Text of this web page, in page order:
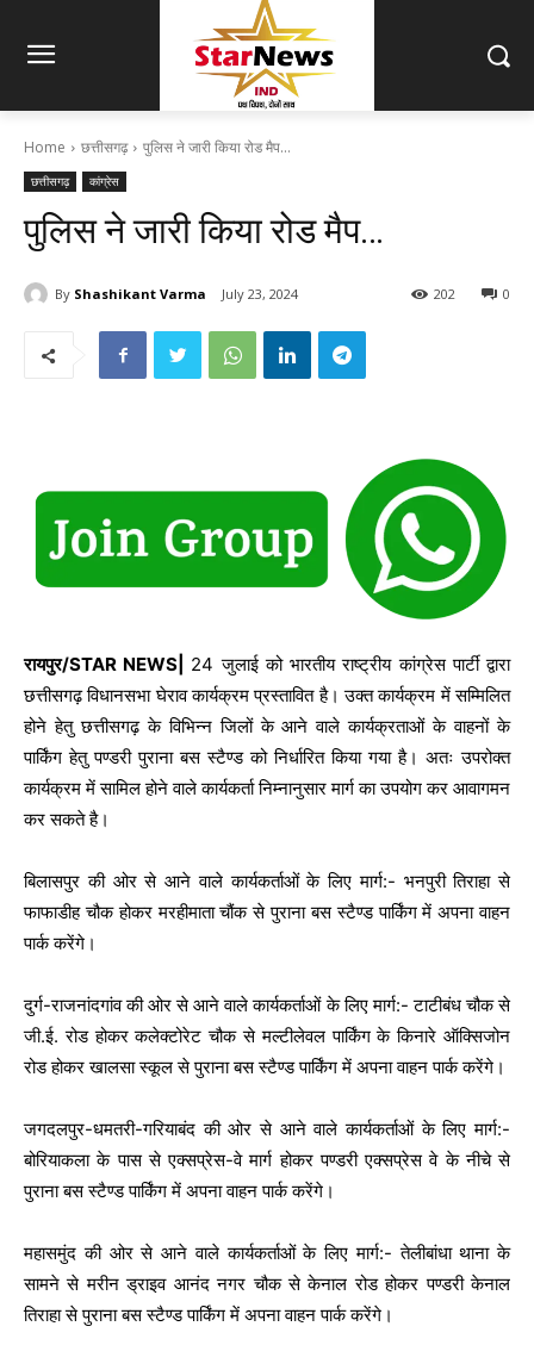
Home छत्तीसगढ़ पुलिस ने जारी किया रोड मैप…
छत्तीसगढ़ कांग्रेस
पुलिस ने जारी किया रोड मैप…
By Shashikant Varma July 23, 2024 0
202
रायपुर/STAR NEWS| 24 जुलाई को भारतीय राष्ट्रीय कांग्रेस पार्टी द्वारा
छत्तीसगढ़ विधानसभा घेराव कार्यक्रम प्रस्तावित है। उक्त कार्यक्रम में सम्मिलित
होने हेतु छत्तीसगढ़ के विभिन्न जिलों के आने वाले कार्यक्रताओं के वाहनों के
पार्किंग हेतु पण्डरी पुराना बस स्टैण्ड को निर्धारित किया गया है। अतः उपरोक्त
कार्यक्रम में सामिल होने वाले कार्यकर्ता निम्नानुसार मार्ग का उपयोग कर आवागमन
कर सकते है।
बिलासपुर की ओर से आने वाले कार्यकर्ताओं के लिए मार्ग:- भनपुरी तिराहा से
फाफाडीह चौक होकर मरहीमाता चौंक से पुराना बस स्टैण्ड पार्किंग में अपना वाहन
पार्क करेंगे।
दुर्ग-राजनांदगांव की ओर से आने वाले कार्यकर्ताओं के लिए मार्ग:- टाटीबंध चौक से
जी.ई. रोड होकर कलेक्टोरेट चौक से मल्टीलेवल पार्किंग के किनारे ऑक्सिजोन
रोड होकर खालसा स्कूल से पुराना बस स्टैण्ड पार्किंग में अपना वाहन पार्क करेंगे।
जगदलपुर-धमतरी-गरियाबंद की ओर से आने वाले कार्यकर्ताओं के लिए मार्ग:-
बोरियाकला के पास से एक्सप्रेस-वे मार्ग होकर पण्डरी एक्सप्रेस वे के नीचे से
पुराना बस स्टैण्ड पार्किंग में अपना वाहन पार्क करेंगे।
महासमुंद की ओर से आने वाले कार्यकर्ताओं के लिए मार्ग:- तेलीबांधा थाना के
सामने से मरीन ड्राइव आनंद नगर चौक से केनाल रोड होकर पण्डरी केनाल
तिराहा से पुराना बस स्टैण्ड पार्किंग में अपना वाहन पार्क करेंगे।